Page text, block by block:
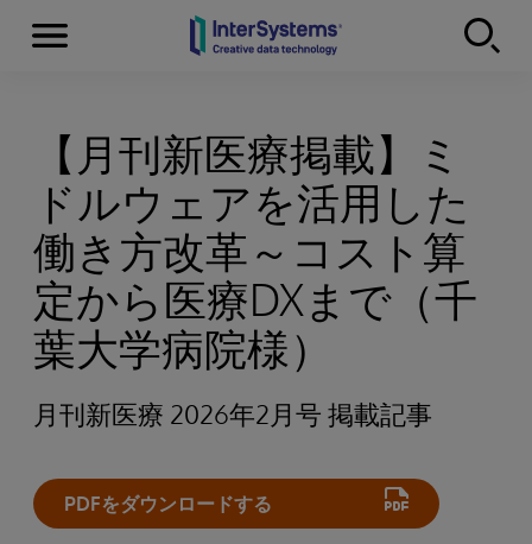
Skip to content
Menu
【月刊新医療掲載】ミ
ドルウェアを活用した
働き方改革～コスト算
定から医療DXまで（千
葉大学病院様）
月刊新医療 2026年2月号 掲載記事
PDFをダウンロードする